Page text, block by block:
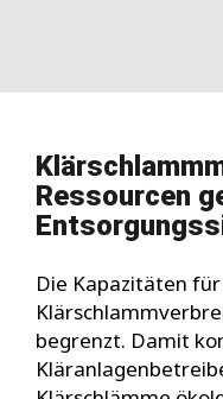
Ressourcen
Die Kapazitäten
begrenzt. Damit